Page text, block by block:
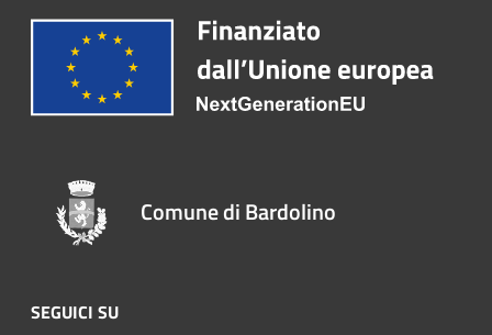
Comune di Bardolino
SEGUICI SU